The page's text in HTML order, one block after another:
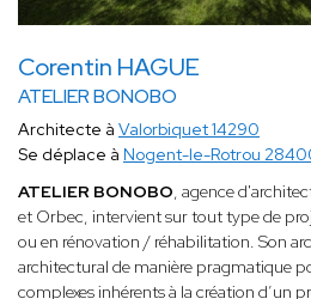
Corentin HAGUE
ATELIER BONOBO
Architecte à Valorbiquet 14290
Se déplace à Nogent-le-Rotrou
ATELIER BONOBO, agence
et Orbec, intervient sur tout type de
ou en rénovation / réhabilitation. Son
architectural de manière pragmatique
complexes inhérents à la création d’un